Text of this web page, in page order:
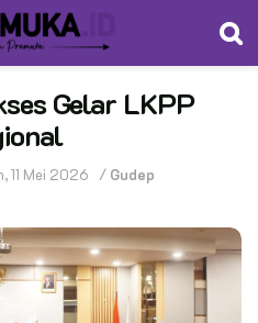
Gelar LKPP
11 Mei 2026 / Gudep